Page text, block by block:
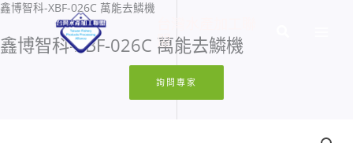
跳
主
台灣水產加工聯
盟
鑫博智科-XBF-026C 萬能去鱗機
鑫博智科-XBF-026C 萬能去鱗機
詢問專家